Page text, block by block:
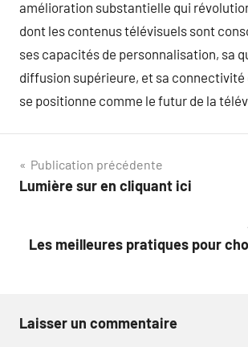
amélioration substantielle qui
dont les contenus télévisuels sont
ses capacités de personnalisation, sa
diffusion supérieure, et sa connectivité
se positionne comme le futur de la
Navigation
de
Publication précédente
Lumière sur en cliquant ici
Les meilleures pratiques pour
Laisser un commentaire